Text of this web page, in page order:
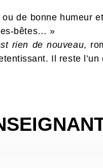
de bonne humeur
bêtes… »
rien de nouveau,
Il reste l’un